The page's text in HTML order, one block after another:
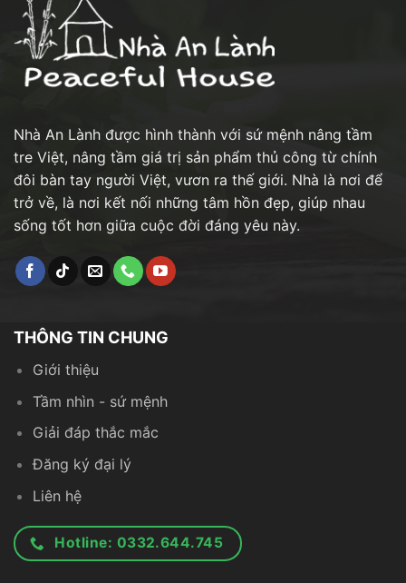
Nhà An Lành được hình thành với sứ mệnh nâng tầm
tre Việt, nâng tầm giá trị sản phẩm thủ công từ chính
đôi bàn tay người Việt, vươn ra thế giới. Nhà là nơi để
trở về, là nơi kết nối những tâm hồn đẹp, giúp nhau
sống tốt hơn giữa cuộc đời đáng yêu này.
THÔNG TIN CHUNG
Giới thiệu
Tầm nhìn - sứ mệnh
Giải đáp thắc mắc
Đăng ký đại lý
Liên hệ
Hotline: 0332.644.745